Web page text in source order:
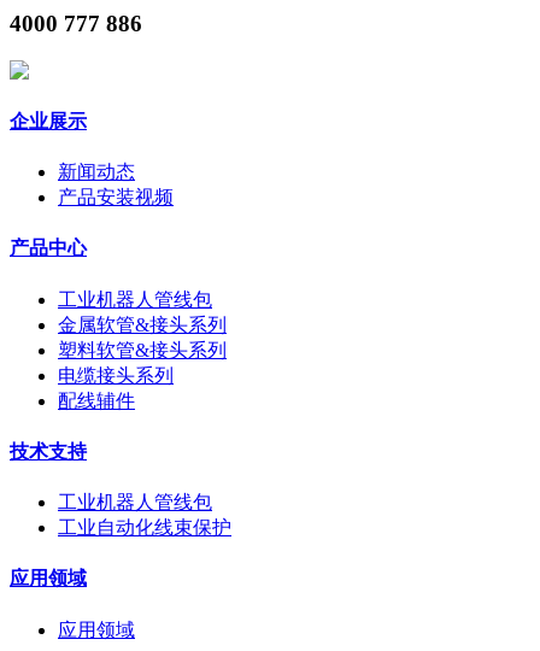
4000 777 886
企业展示
新闻动态
产品安装视频
产品中心
工业机器人管线包
金属软管&接头系列
塑料软管&接头系列
电缆接头系列
配线辅件
技术支持
工业机器人管线包
工业自动化线束保护
应用领域
应用领域